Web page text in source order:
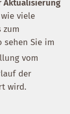
Aktualisierung
viele
zum
sehen Sie im
vom
der
wird.